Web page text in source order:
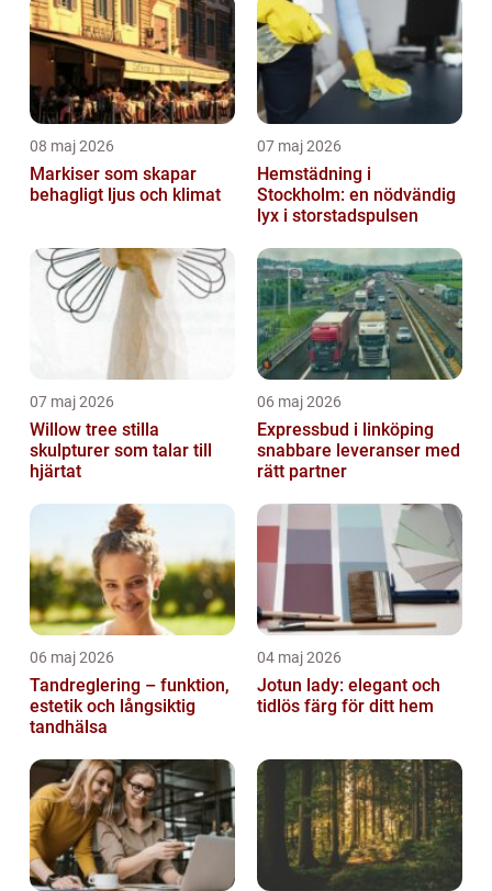
08 maj 2026
Markiser som skapar
behagligt ljus och klimat
07 maj 2026
Hemstädning i
Stockholm: en nödvändig
lyx i storstadspulsen
07 maj 2026
Willow tree stilla
skulpturer som talar till
hjärtat
06 maj 2026
Expressbud i linköping
snabbare leveranser med
rätt partner
06 maj 2026
Tandreglering – funktion,
estetik och långsiktig
tandhälsa
04 maj 2026
Jotun lady: elegant och
tidlös färg för ditt hem